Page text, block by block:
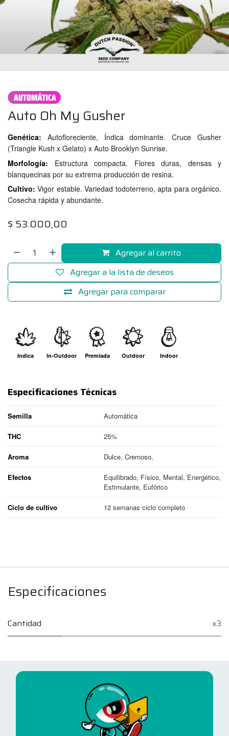
Auto Oh My Gusher
Genética:
Autofloreciente, Índica dominante. Cruce Gusher
(Triangle Kush x Gelato) x Auto Brooklyn Sunrise.
Morfología:
Estructura compacta. Flores duras, densas y
blanquecinas por su extrema producción de resina.
Cultivo: Vigor estable. Variedad todoterreno, apta para orgánico.
Cosecha rápida y abundante.
$ 53.000,00
Agregar al carrito
Agregar para comparar
Agregar a la lista de deseos
Indica In-Outdoor Premiada Outdoor Indoor
Especificaciones Técnicas
Semilla Automática
THC 25%
Aroma Dulce, Cremoso,
Efectos
Equilibrado, Físico, Mental, Energético,
Estimulante, Eufórico
Ciclo de cultivo 12 semanas ciclo completo
Especificaciones
Cantidad x3